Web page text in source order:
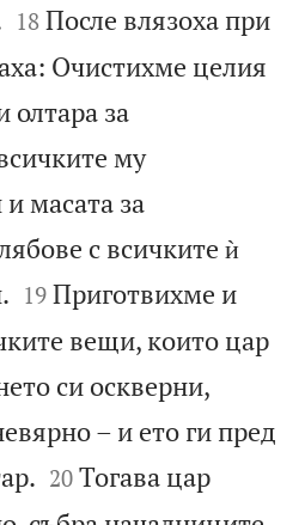


18 После влязоха при
Очистихме целия
за
му
масата за
с всичките ѝ


19 Приготвихме и
вещи, които цар
си оскверни,
– и ето ги пред


20 Тогава цар